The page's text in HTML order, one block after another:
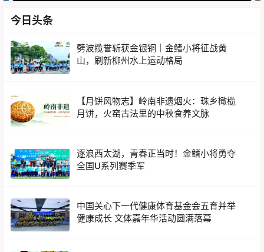
今日头条
劈波揽誉斩获金银铜｜金鳍小将征战黄
山，刷新柳州水上运动格局
【月饼风物志】岭南非遗烟火：珠乡橄榄
月饼，火窑古法里的中秋食养文脉
逐浪西太湖，青春正当时！金鳍小将勇夺
全国U系列赛季军
中国关心下一代健康体育基金会五育并举
健康成长 文体嘉年华活动圆满落幕